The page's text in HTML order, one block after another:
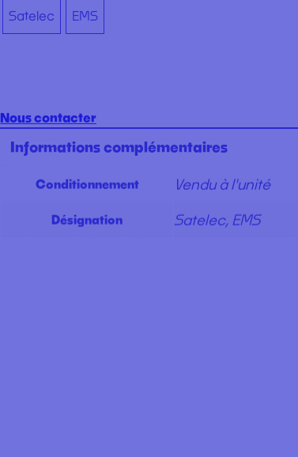
Satelec EMS
Nous contacter
Informations complémentaires
Conditionnement Vendu à l'unité
Désignation Satelec, EMS